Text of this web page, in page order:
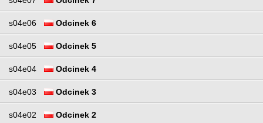
s04e06 Odcinek 6
s04e05 Odcinek 5
s04e04 Odcinek 4
s04e03 Odcinek 3
s04e02 Odcinek 2